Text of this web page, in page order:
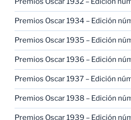
Premios Oscar 1934 – Edición
Premios Oscar 1935 – Edición
Premios Oscar 1936 – Edición
Premios Oscar 1937 – Edición
Premios Oscar 1938 – Edición
Premios Oscar 1939 – Edición